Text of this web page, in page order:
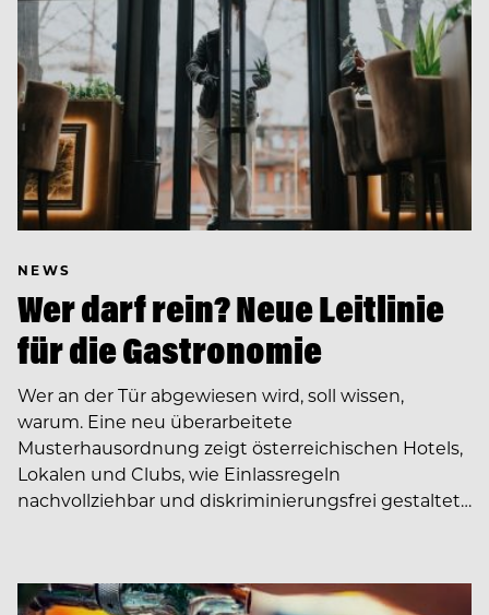
NEWS
Wer darf rein? Neue Leitlinie
für die Gastronomie
Wer an der Tür abgewiesen wird, soll wissen,
warum. Eine neu überarbeitete
Musterhausordnung zeigt österreichischen Hotels,
Lokalen und Clubs, wie Einlassregeln
nachvollziehbar und diskriminierungsfrei gestaltet…